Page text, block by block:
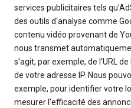
services publicitaires tels
des outils d'analyse comme
contenu vidéo provenant de
nous transmet
s'agit, par exemple, de l'URL
de votre adresse IP. Nous
exemple, pour identifier votre
mesurer l'efficacité des